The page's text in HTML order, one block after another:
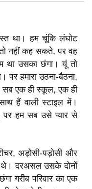
था। हम चूंकि लंघोट
नहीं कह सकते, पर वह
था उसका छंगा। यूं तो
हमारा उठना-बैठना,
सब एक ही स्कूल, एक ही
हैं वाली स्टाइल में।
हम सब उसे प्यार से
अड़ोसी-पड़ोसी और
दरअसल उसके दोनों
गरीब परिवार का एक